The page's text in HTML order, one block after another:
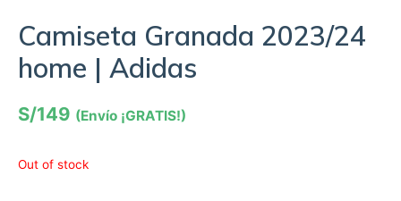
Camiseta Granada 2023/24
home | Adidas
S/149 (Envío ¡GRATIS!)
Out of stock